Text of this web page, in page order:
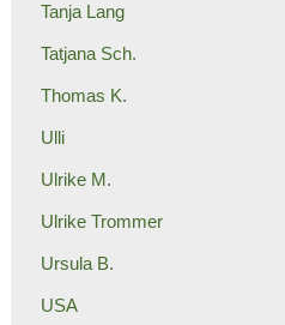
Tanja Lang
Tatjana Sch.
Thomas K.
Ulli
Ulrike M.
Ulrike Trommer
Ursula B.
USA